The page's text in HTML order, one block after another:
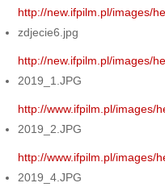
http://new.ifpilm.pl/images/
zdjecie6.jpg
http://new.ifpilm.pl/images/
2019_1.JPG
http://www.ifpilm.pl/images/
2019_2.JPG
http://www.ifpilm.pl/images/
2019_4.JPG